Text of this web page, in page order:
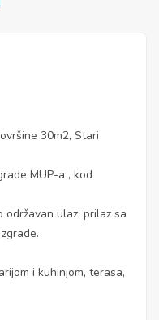
30m2, Stari
MUP-a , kod
ulaz, prilaz sa
i kuhinjom, terasa,